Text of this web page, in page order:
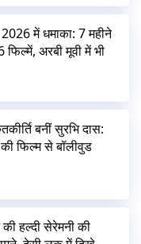
में धमाका: 7 महीने
फिल्में, अरबी मूवी में भी
बनीं सुरभि दास:
फिल्म से बॉलीवुड
हल्दी सेरेमनी की